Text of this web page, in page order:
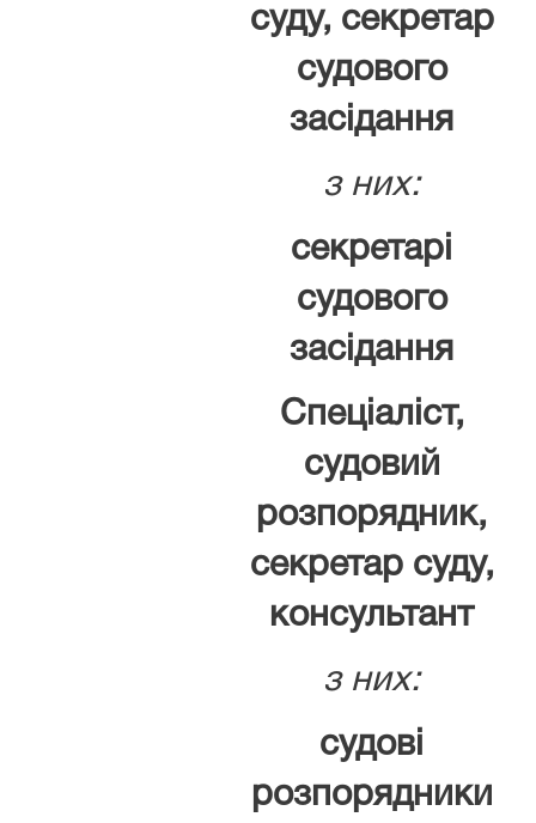
суду, секретар
судового
засідання
з них:
секретарі
судового
засідання
Спеціаліст,
судовий
розпорядник,
секретар суду,
консультант
з них:
судові
розпорядники